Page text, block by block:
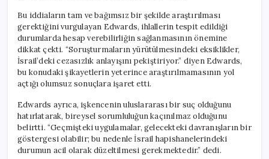
Bu iddiaların tam ve bağımsız bir şekilde araştırılması
gerektiğini vurgulayan Edwards, ihlallerin tespit edildiği
durumlarda hesap verebilirliğin sağlanmasının önemine
dikkat çekti. “Soruşturmaların yürütülmesindeki eksiklikler,
İsrail’deki cezasızlık anlayışını pekiştiriyor.” diyen Edwards,
bu konudaki şikayetlerin yeterince araştırılmamasının yol
açtığı olumsuz sonuçlara işaret etti.
Edwards ayrıca, işkencenin uluslararası bir suç olduğunu
hatırlatarak, bireysel sorumluluğun kaçınılmaz olduğunu
belirtti. “Geçmişteki uygulamalar, gelecekteki davranışların bir
göstergesi olabilir; bu nedenle İsrail hapishanelerindeki
durumun acil olarak düzeltilmesi gerekmektedir.” dedi.